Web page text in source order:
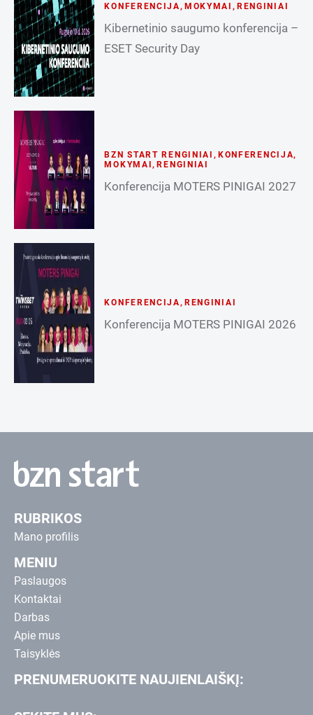
KONFERENCIJA , MOKYMAI , RENGINIAI
Kibernetinio saugumo konferencija –
ESET Security Day
BZN START RENGINIAI , KONFERENCIJA,
MOKYMAI ,RENGINIAI
Konferencija MOTERS PINIGAI 2027
KONFERENCIJA, RENGINIAI
Konferencija MOTERS PINIGAI 2026
RUBRIKOS
Mano profilis
MENIU
Paslaugos
Kontaktai
Darbas
Apie mus
Taisyklės
PRENUMERUOKITE NAUJIENLAIŠKĮ: